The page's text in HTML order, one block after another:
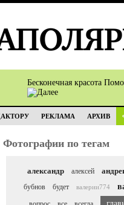
Бесконечная красота
РЕКЛАМА АРХИВ
Фотографии по тегам
александр алексей
бубнов будет валерии774